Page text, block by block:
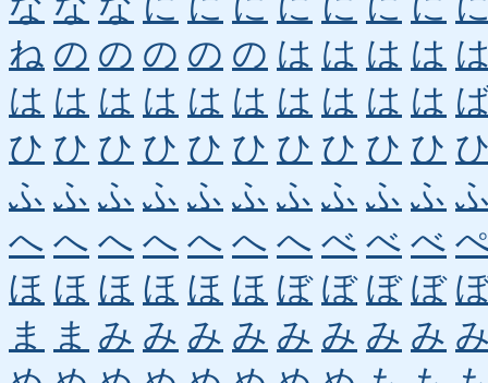
ね の の の の の は は は は
は は は は は は は は は は
ひ ひ ひ ひ ひ ひ ひ ひ ひ ひ
ふ ふ ふ ふ ふ ふ ふ ふ ふ ふ
へ へ へ へ へ へ へ べ べ べ
ほ ほ ほ ほ ほ ほ ぼ ぼ ぼ ぼ
ま
ま み み み み み み み み